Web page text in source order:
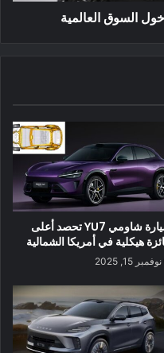
من المحتمل أن يتم الكشف عن GV70
سيارة شاومي YU7 تحصد أعلى
هيكلية في أمريكا الشمالية
نوفمبر 15, 2025